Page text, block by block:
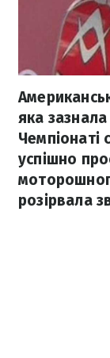
яка
Чемпіонаті
успішно
розірвала